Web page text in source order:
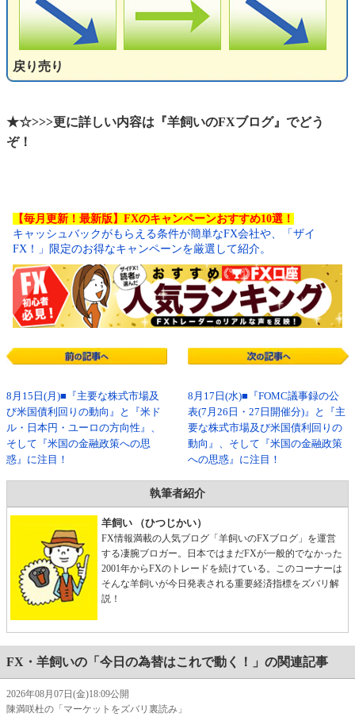
戻り売り
★☆>>>更に詳しい内容は『羊飼いのFXブログ』でどう
ぞ！
【毎月更新！最新版】FXのキャンペーンおすすめ10選！
キャッシュバックがもらえる条件が簡単なFX会社や、「ザイ
FX！」限定のお得なキャンペーンを厳選して紹介。
8月15日(月)■『主要な株式市場及
び米国債利回りの動向』と『米ド
ル・日本円・ユーロの方向性』、
そして『米国の金融政策への思
惑』に注目！
8月17日(水)■『FOMC議事録の公
表(7月26日・27日開催分)』と『主
要な株式市場及び米国債利回りの
動向』、そして『米国の金融政策
への思惑』に注目！
執筆者紹介
羊飼い （ひつじかい）
FX情報満載の人気ブログ「羊飼いのFXブログ」を運営
する凄腕ブロガー。日本ではまだFXが一般的でなかった
2001年からFXのトレードを続けている。このコーナーは
そんな羊飼いが今日発表される重要経済指標をズバリ解
説！
FX・羊飼いの「今日の為替はこれで動く！」の関連記事
2026年08月07日(金)18:09公開
陳満咲杜の「マーケットをズバリ裏読み」